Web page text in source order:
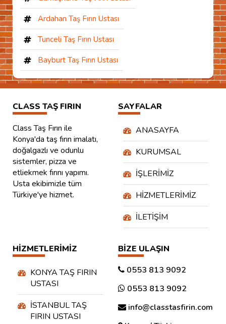
Ardahan Taş Fırın Ustası
Tunceli Taş Fırın Ustası
Bayburt Taş Fırın Ustası
CLASS TAŞ FIRIN
Class Taş Fırın ile
Konya'da taş fırın imalatı,
doğalgazlı ve odunlu
sistemler, pizza ve
etliekmek fırını yapımı.
Usta ekibimizle tüm
Türkiye'ye hizmet.
SAYFALAR
ANASAYFA
KURUMSAL
İŞLERIMIZ
HIZMETLERIMIZ
İLETIŞIM
HIZMETLERIMIZ
KONYA TAŞ FIRIN
USTASI
İSTANBUL TAŞ
FIRIN USTASI
BIZE ULAŞIN
0553 813 9092
0553 813 9092
info@classtasfirin.com